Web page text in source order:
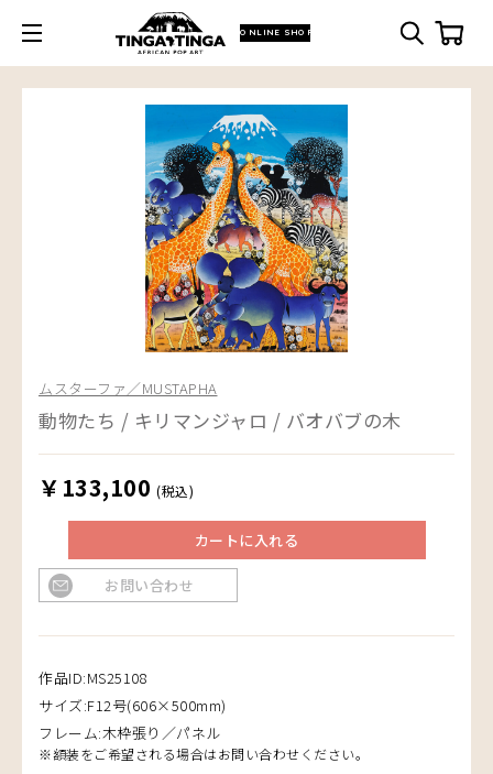
ONLINE SHOP
ムスターファ／MUSTAPHA
動物たち / キリマンジャロ / バオバブの木
￥133,100 (税込)
カートに入れる
お問い合わせ
作品ID:MS25108
サイズ:F12号(606×500mm)
フレーム:木枠張り／パネル
※額装をご希望される場合はお問い合わせください。